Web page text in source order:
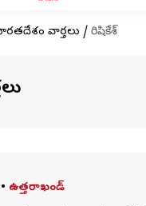
వార్తలు / రిషికేశ్
• ఉత్తరాఖండ్